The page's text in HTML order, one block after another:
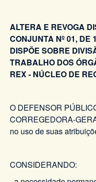
ALTERA E REVOGA
CONJUNTA Nº 01, DE
DISPÕE SOBRE
TRABALHO DOS
REX - NÚCLEO DE
O DEFENSOR
CORREGEDORA-
no uso de suas
CONSIDERANDO: